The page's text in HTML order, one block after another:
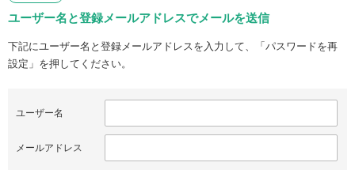
ユーザー名と登録メールアドレスでメールを送信
下記にユーザー名と登録メールアドレスを入力して、「パスワードを再
設定」を押してください。
ユーザー名
メールアドレス